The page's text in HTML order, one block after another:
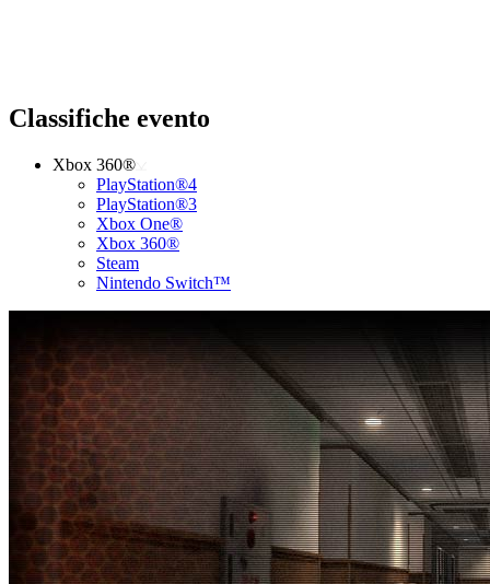
Classifiche evento
Xbox 360®
PlayStation®4
PlayStation®3
Xbox One®
Xbox 360®
Steam
Nintendo Switch™